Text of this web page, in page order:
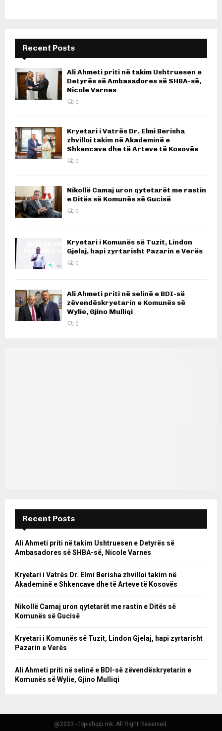
Recent Posts
Ali Ahmeti priti në takim Ushtruesen e
Detyrës së Ambasadores së SHBA-së,
Nicole Varnes
0
Kryetari i Vatrës Dr. Elmi Berisha
zhvilloi takim në Akademinë e
Shkencave dhe të Arteve të Kosovës
0
Nikollë Camaj uron qytetarët me rastin
e Ditës së Komunës së Gucisë
0
Kryetari i Komunës së Tuzit, Lindon
Gjelaj, hapi zyrtarisht Pazarin e Verës
0
Ali Ahmeti priti në selinë e BDI-së
zëvendëskryetarin e Komunës së
Wylie, Gjino Mulliqi
0
Recent Posts
Ali Ahmeti priti në takim Ushtruesen e Detyrës së
Ambasadores së SHBA-së, Nicole Varnes
Kryetari i Vatrës Dr. Elmi Berisha zhvilloi takim në
Akademinë e Shkencave dhe të Arteve të Kosovës
Nikollë Camaj uron qytetarët me rastin e Ditës së
Komunës së Gucisë
Kryetari i Komunës së Tuzit, Lindon Gjelaj, hapi zyrtarisht
Pazarin e Verës
Ali Ahmeti priti në selinë e BDI-së zëvendëskryetarin e
Komunës së Wylie, Gjino Mulliqi
@2023 - top-shqip.mk. All Right Reserved.